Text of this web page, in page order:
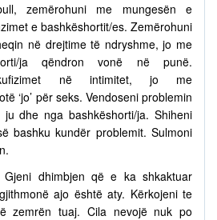
zemërohuni me mungesën e
e bashkëshortit/es. Zemërohuni
në drejtime të ndryshme, jo me
ja qëndron vonë në punë.
në intimitet, jo me
‘jo’ për seks. Vendoseni problemin
ju dhe nga bashkëshorti/ja. Shiheni
bashku kundër problemit. Sulmoni
Gjeni dhimbjen që e ka shkaktuar
ajo është aty. Kërkojeni te
zemrën tuaj. Cila nevojë nuk po